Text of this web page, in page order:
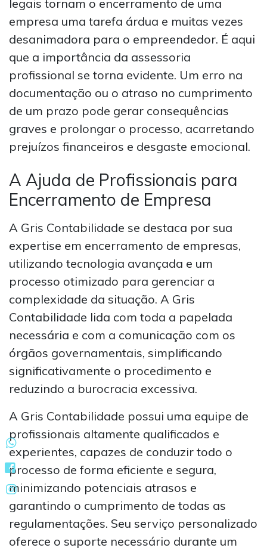
legais tornam o encerramento de uma
empresa uma tarefa árdua e muitas vezes
desanimadora para o empreendedor. É aqui
que a importância da assessoria
profissional se torna evidente. Um erro na
documentação ou o atraso no cumprimento
de um prazo pode gerar consequências
graves e prolongar o processo, acarretando
prejuízos financeiros e desgaste emocional.
A Ajuda de Profissionais para
Encerramento de Empresa
A Gris Contabilidade se destaca por sua
expertise em encerramento de empresas,
utilizando tecnologia avançada e um
processo otimizado para gerenciar a
complexidade da situação. A Gris
Contabilidade lida com toda a papelada
necessária e com a comunicação com os
órgãos governamentais, simplificando
significativamente o procedimento e
reduzindo a burocracia excessiva.
A Gris Contabilidade possui uma equipe de
profissionais altamente qualificados e
experientes, capazes de conduzir todo o
processo de forma eficiente e segura,
minimizando potenciais atrasos e
garantindo o cumprimento de todas as
regulamentações. Seu serviço personalizado
oferece o suporte necessário durante um